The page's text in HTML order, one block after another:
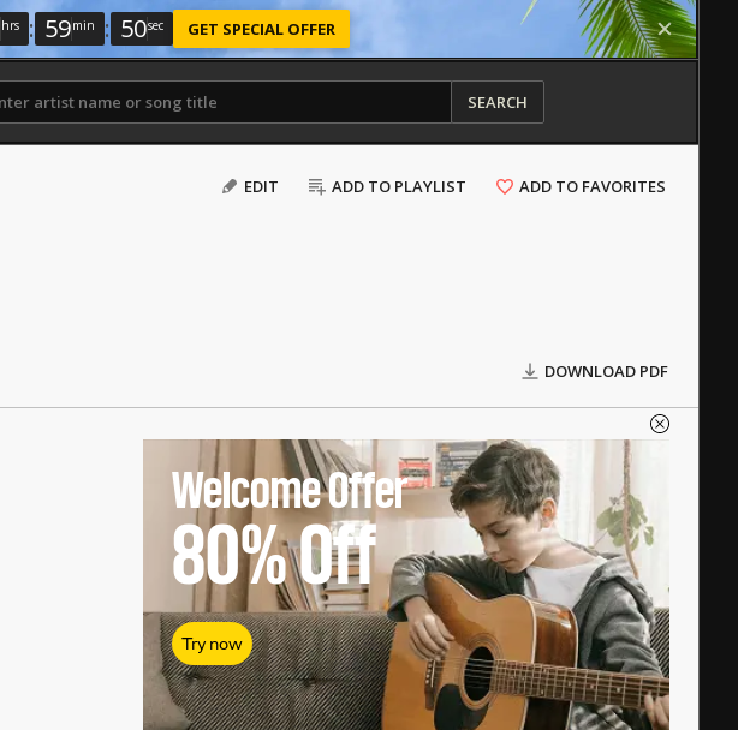
hrs : 59min : 50sec GET SPECIAL OFFER
SEARCH
EDIT ADD TO PLAYLIST ADD TO FAVORITES
DOWNLOAD PDF
Welcome Offer
80%Off
Try now